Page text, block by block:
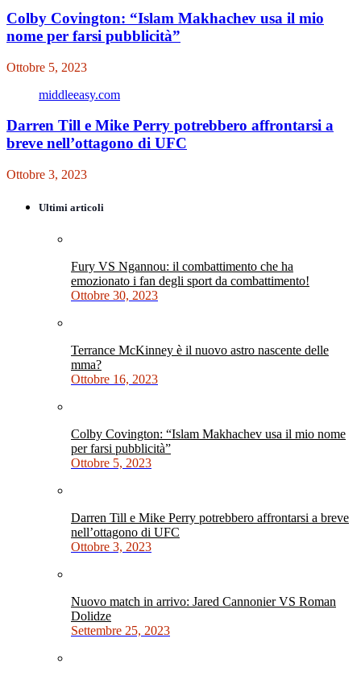
Colby Covington: “Islam Makhachev usa il mio
nome per farsi pubblicità”
Ottobre 5, 2023
middleeasy.com
Darren Till e Mike Perry potrebbero affrontarsi a
breve nell’ottagono di UFC
Ottobre 3, 2023
Ultimi articoli
Fury VS Ngannou: il combattimento che ha
emozionato i fan degli sport da combattimento!
Ottobre 30, 2023
Terrance McKinney è il nuovo astro nascente delle
mma?
Ottobre 16, 2023
Colby Covington: “Islam Makhachev usa il mio nome
per farsi pubblicità”
Ottobre 5, 2023
Darren Till e Mike Perry potrebbero affrontarsi a breve
nell’ottagono di UFC
Ottobre 3, 2023
Nuovo match in arrivo: Jared Cannonier VS Roman
Dolidze
Settembre 25, 2023